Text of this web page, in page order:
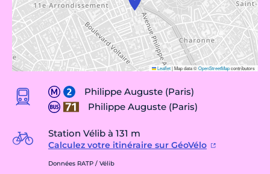
Leaflet|Map data ©OpenStreetMapcontributors
Philippe Auguste (Paris)
Philippe Auguste (Paris)
Station Vélib à 131 m
Calculez votre itinéraire sur GéoVélo
Données RATP / Vélib